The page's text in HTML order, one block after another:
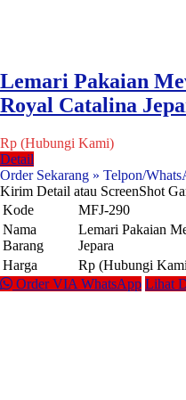
Lemari Pakaian
Royal Catalina
Rp (Hubungi Kami)
Detail
Order Sekarang » Telpon/
Kirim Detail atau ScreenShot
Kode
MFJ-290
Nama
Barang
Lemari Pakaian
Jepara
Harga
Rp (Hubungi
Order VIA WhatsApp Lihat